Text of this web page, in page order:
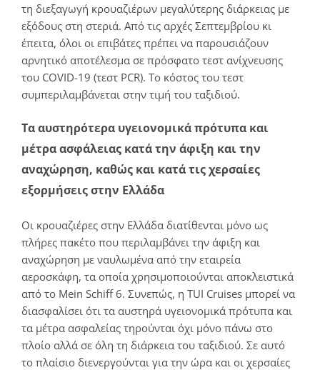
τη διεξαγωγή κρουαζιέρων μεγαλύτερης διάρκειας με
εξόδους στη στεριά. Από τις αρχές Σεπτεμβρίου κι
έπειτα, όλοι οι επιβάτες πρέπει να παρουσιάζουν
αρνητικό αποτέλεσμα σε πρόσφατο τεστ ανίχνευσης
του COVID-19 (τεστ PCR). Το κόστος του τεστ
συμπεριλαμβάνεται στην τιμή του ταξιδιού.
Τα αυστηρότερα υγειονομικά πρότυπα και
μέτρα ασφάλειας κατά την άφιξη και την
αναχώρηση, καθώς και κατά τις χερσαίες
εξορμήσεις στην Ελλάδα
Οι κρουαζιέρες στην Ελλάδα διατίθενται μόνο ως
πλήρες πακέτο που περιλαμβάνει την άφιξη και
αναχώρηση με ναυλωμένα από την εταιρεία
αεροσκάφη, τα οποία χρησιμοποιούνται αποκλειστικά
από το Mein Schiff 6. Συνεπώς, η TUI Cruises μπορεί να
διασφαλίσει ότι τα αυστηρά υγειονομικά πρότυπα και
τα μέτρα ασφαλείας τηρούνται όχι μόνο πάνω στο
πλοίο αλλά σε όλη τη διάρκεια του ταξιδιού. Σε αυτό
το πλαίσιο διενεργούνται για την ώρα και οι χερσαίες